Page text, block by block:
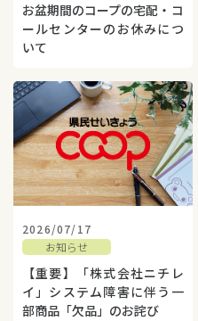
お盆期間のコープの宅配・コ
ールセンターのお休みにつ
いて
2026/07/17
お知らせ
【重要】「株式会社ニチレ
イ」システム障害に伴う一
部商品「欠品」のお詫び